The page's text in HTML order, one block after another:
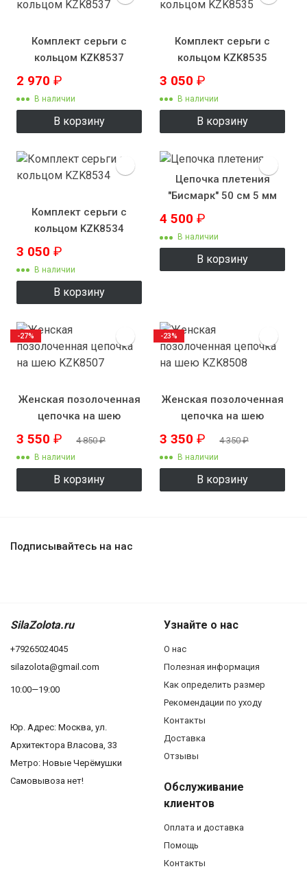
Комплект серьги с
кольцом KZK8537
2 970 ₽
В наличии
В корзину
Комплект серьги с
кольцом KZK8535
3 050 ₽
В наличии
В корзину
Комплект серьги с
кольцом KZK8534
3 050 ₽
В наличии
В корзину
Цепочка плетения
"Бисмарк" 50 см 5 мм
4 500 ₽
В наличии
В корзину
Женская позолоченная
цепочка на шею
KZK8507
3 550 ₽ 4 850₽
В наличии
В корзину
-27%
Женская позолоченная
цепочка на шею
KZK8508
3 350 ₽ 4 350₽
В наличии
В корзину
-23%
Подписывайтесь на нас
SilaZolota.ru
+79265024045
silazolota@gmail.com
10:00—19:00
Юр. Адреc: Москва, ул.
Архитектора Власова, 33
Метро: Новые Черёмушки
Самовывоза нет!
Узнайте о нас
О нас
Полезная информация
Как определить размер
Рекомендации по уходу
Контакты
Доставка
Отзывы
Обслуживание
клиентов
Оплата и доставка
Помощь
Контакты